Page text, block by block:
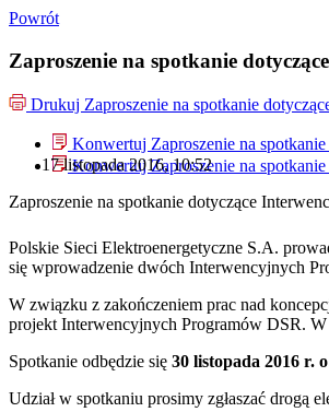
Powrót
Zaproszenie na spotkanie
Drukuj Zaproszenie na spotkanie
Konwertuj Zaproszenie na
Konwertuj Zaproszenie na
17 listopada 2016, 10:52
Zaproszenie na spotkanie dotyczące
Polskie Sieci Elektroenergetyczne S.A.
się wprowadzenie dwóch Interwencyjnych
W związku z zakończeniem prac nad
projekt Interwencyjnych Programów DSR.
Spotkanie odbędzie się 30 listopada 2016 r.
Udział w spotkaniu prosimy zgłaszać drogą